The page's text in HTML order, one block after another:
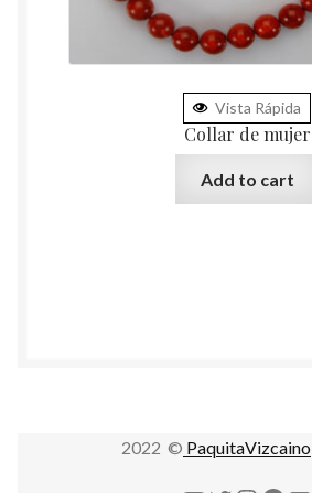
Vista Rápida
Collar de mujer
Add to cart
2022 © PaquitaVizcaino